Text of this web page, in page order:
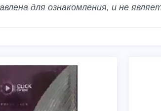
для ознакомления, и не